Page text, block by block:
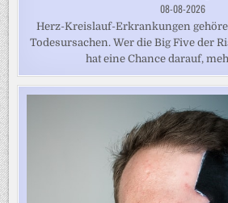
08-08-2026
Herz-Kreislauf-Erkrankungen
Todesursachen. Wer die Big Five der
hat eine Chance darauf,